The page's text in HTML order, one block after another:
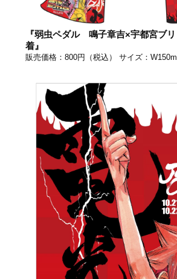
『弱虫ペダル 鳴子章吉×宇都宮ブ
着』
販売価格：800円（税込） サイズ：